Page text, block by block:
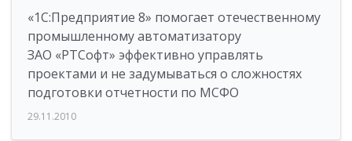
«1С:Предприятие 8» помогает отечественному
промышленному автоматизатору
ЗАО «РТСофт» эффективно управлять
проектами и не задумываться о сложностях
подготовки отчетности по МСФО
29.11.2010